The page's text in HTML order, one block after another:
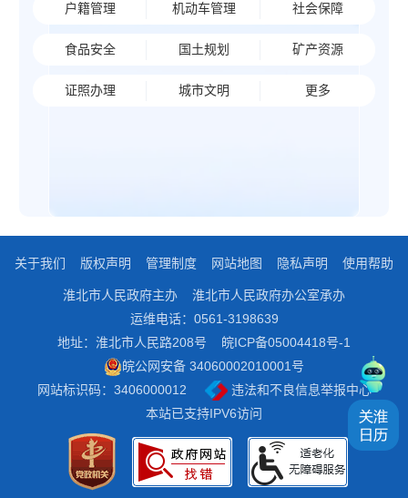
户籍管理 机动车管理 社会保障
食品安全 国土规划 矿产资源
证照办理 城市文明 更多
关于我们 版权声明 管理制度 网站地图 隐私声明 使用帮助
淮北市人民政府主办
淮北市人民政府办公室承办
运维电话：0561-3198639
地址：淮北市人民路208号
皖ICP备05004418号-1
皖公网安备 34060002010001号
网站标识码：3406000012
违法和不良信息举报中心
本站已支持IPV6访问